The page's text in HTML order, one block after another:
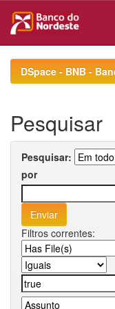
navigationDSpace - BNB -
Pesquisar
Pesquisar:
por
Filtros correntes: